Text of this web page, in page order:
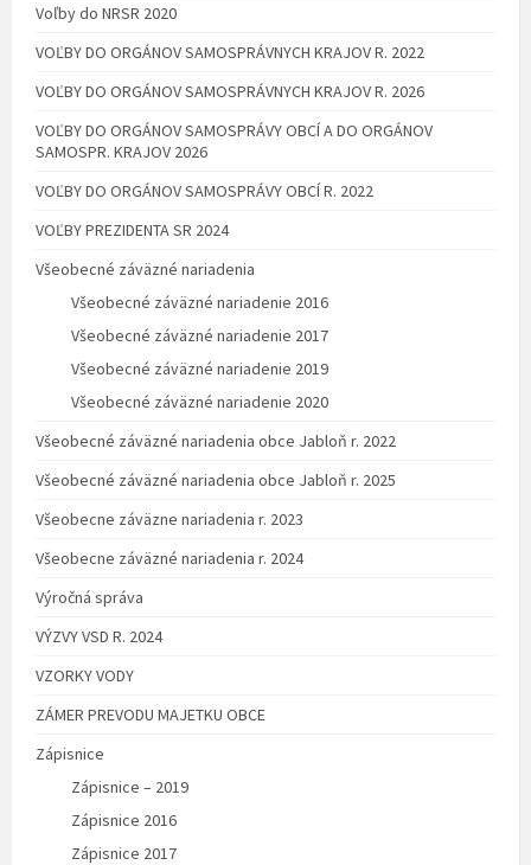
Voľby do NRSR 2020
VOĽBY DO ORGÁNOV SAMOSPRÁVNYCH KRAJOV R. 2022
VOĽBY DO ORGÁNOV SAMOSPRÁVNYCH KRAJOV R. 2026
VOĽBY DO ORGÁNOV SAMOSPRÁVY OBCÍ A DO ORGÁNOV
SAMOSPR. KRAJOV 2026
VOĽBY DO ORGÁNOV SAMOSPRÁVY OBCÍ R. 2022
VOĽBY PREZIDENTA SR 2024
Všeobecné záväzné nariadenia
Všeobecné záväzné nariadenie 2016
Všeobecné záväzné nariadenie 2017
Všeobecné záväzné nariadenie 2019
Všeobecné záväzné nariadenie 2020
Všeobecné záväzné nariadenia obce Jabloň r. 2022
Všeobecné záväzné nariadenia obce Jabloň r. 2025
Všeobecne záväzne nariadenia r. 2023
Všeobecne záväzné nariadenia r. 2024
Výročná správa
VÝZVY VSD R. 2024
VZORKY VODY
ZÁMER PREVODU MAJETKU OBCE
Zápisnice
Zápisnice – 2019
Zápisnice 2016
Zápisnice 2017